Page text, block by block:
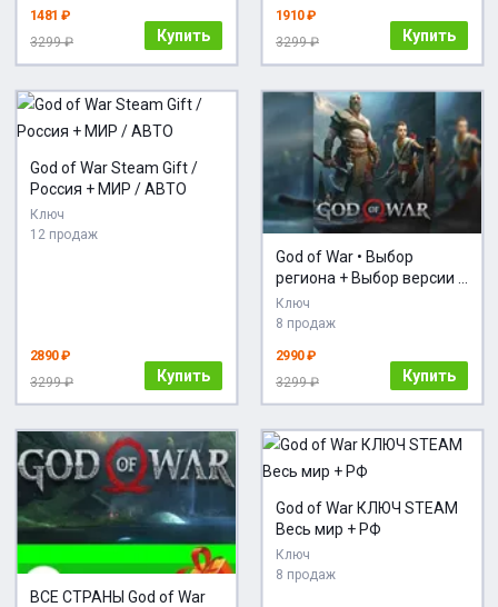
1481 ₽
3299 ₽
Купить
1910 ₽
3299 ₽
Купить
God of War Steam Gift /
Россия + МИР / АВТО
Ключ
12 продаж
2890 ₽
3299 ₽
Купить
God of War • Выбор
региона + Выбор версии •
STEAM
Ключ
8 продаж
2990 ₽
3299 ₽
Купить
ВСЕ СТРАНЫ God of War
God of War КЛЮЧ STEAM
Весь мир + РФ
Ключ
8 продаж